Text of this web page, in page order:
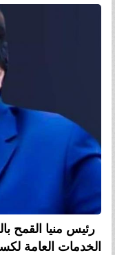
رئيس منيا القمح
الخدمات العامة